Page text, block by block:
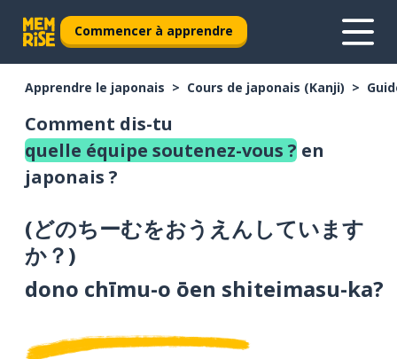
Commencer à apprendre
Apprendre le japonais Cours de japonais (Kanji)
Comment dis-tu
quelle équipe soutenez-vous ? en
japonais ?
(どのちーむをおうえんしています
か？)
dono chīmu-o ōen shiteimasu-ka?